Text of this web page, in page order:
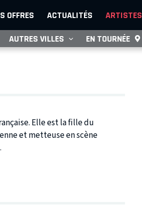
OFFRES ACTUALITÉS ARTISTES
AUTRES VILLES EN TOURNÉE
Elle est la fille du
et metteuse en scène